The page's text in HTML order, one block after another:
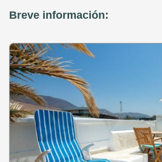
Breve información: